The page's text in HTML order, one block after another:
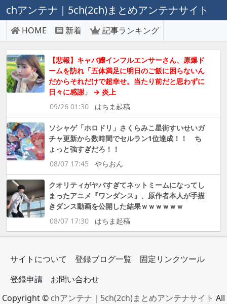
chアンテナ｜5ch(2ch)まとめアンテナサイト
HOME 新着 記事ランキング
【悲報】キャバ嬢インフルエンサーさん、原爆ド
ームを訪れ「五体満足に明日のご飯に困らないん
だからそれだけで超幸せ。当たり前だと思わずに
日々に感謝」 → 炎上
09/26 01:30
はちま起稿
ソシャゲ「ホロドリ」さくらみこ星街すいせいガ
チャ更新から数時間でセルラン1位達成！！ ち
ょっと強すぎだろ！！
08/07 17:45
やらおん
クオリティがヤバすぎてネットミームになってし
まったアニメ『ワンダンス』、原作者本人が手描
きダンス動画を公開した結果ｗｗｗｗｗｗ
08/07 17:30
はちま起稿
サイトについて 登録ブログ一覧
固定リンクツール
登録申請
お問い合わせ
Copyright © chアンテナ｜5ch(2ch)まとめアンテナサイト All